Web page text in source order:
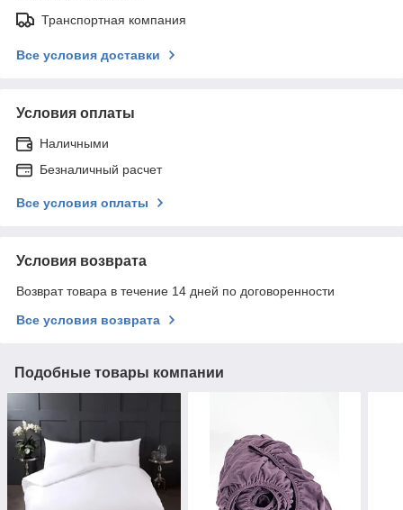
Транспортная компания
Все условия доставки
Условия оплаты
Наличными
Безналичный расчет
Все условия оплаты
Условия возврата
Возврат товара в течение 14 дней по договоренности
Все условия возврата
Подобные товары компании